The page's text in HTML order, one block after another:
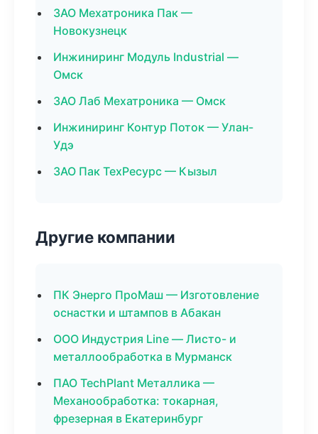
ЗАО Мехатроника Пак —
Новокузнецк
Инжиниринг Модуль Industrial —
Омск
ЗАО Лаб Мехатроника — Омск
Инжиниринг Контур Поток — Улан-
Удэ
ЗАО Пак ТехРесурс — Кызыл
Другие компании
ПК Энерго ПроМаш — Изготовление
оснастки и штампов в Абакан
ООО Индустрия Line — Листо- и
металлообработка в Мурманск
ПАО TechPlant Металлика —
Механообработка: токарная,
фрезерная в Екатеринбург